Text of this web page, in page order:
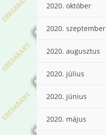
2020. október
2020. szeptember
2020. augusztus
2020. július
2020. június
2020. május